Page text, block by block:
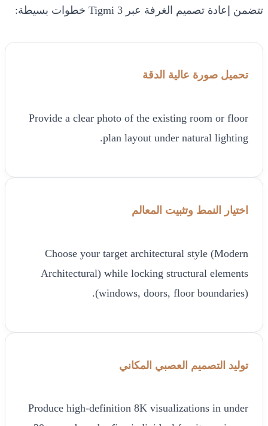
تتضمن إعادة تصميم الغرفة عبر Tigmi 3 خطوات بسيطة:
تحميل صورة عالية الدقة
Provide a clear photo of the existing room or floor
plan layout under natural lighting.
اختيار النمط وتثبيت المعالم
Choose your target architectural style (Modern
Architectural) while locking structural elements
(windows, doors, floor boundaries).
توليد التصميم العصبي المكاني
Produce high-definition 8K visualizations in under